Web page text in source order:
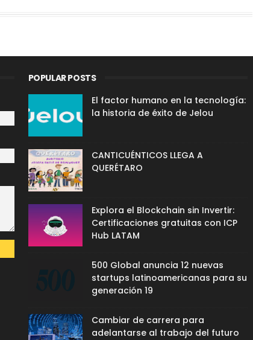
POPULAR POSTS
El factor humano en la tecnología:
la historia de éxito de Jelou
CANTICUÉNTICOS LLEGA A
QUERÉTARO
Explora el Blockchain sin Invertir:
Certificaciones gratuitas con ICP
Hub LATAM
500 Global anuncia 12 nuevas
startups latinoamericanas para su
generación 19
Cambiar de carrera para
adelantarse al trabajo del futuro